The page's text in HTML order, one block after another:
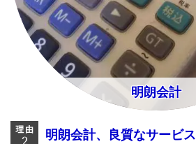
明朗会計
明朗会計、良質なサービス